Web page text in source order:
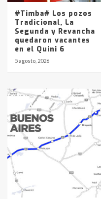
#Timba# Los pozos
Tradicional, La
Segunda y Revancha
quedaron vacantes
en el Quini 6
5 agosto, 2026